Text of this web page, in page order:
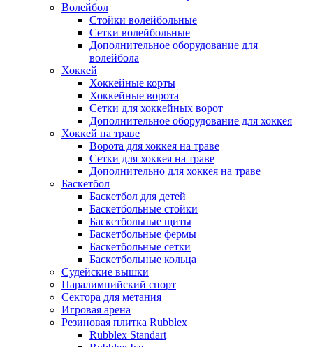
Волейбол
Стойки волейбольные
Сетки волейбольные
Дополнительное оборудование для
волейбола
Хоккей
Хоккейные корты
Хоккейные ворота
Сетки для хоккейных ворот
Дополнительное оборудование для хоккея
Хоккей на траве
Ворота для хоккея на траве
Сетки для хоккея на траве
Дополнительно для хоккея на траве
Баскетбол
Баскетбол для детей
Баскетбольные стойки
Баскетбольные щиты
Баскетбольные фермы
Баскетбольные сетки
Баскетбольные кольца
Судейские вышки
Паралимпийский спорт
Сектора для метания
Игровая арена
Резиновая плитка Rubblex
Rubblex Standart